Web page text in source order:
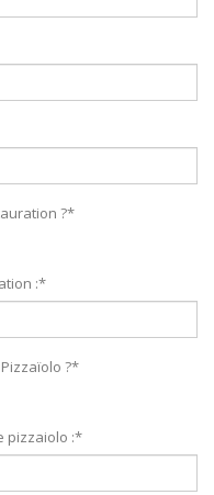
?*
:*
?*
pizzaiolo :*